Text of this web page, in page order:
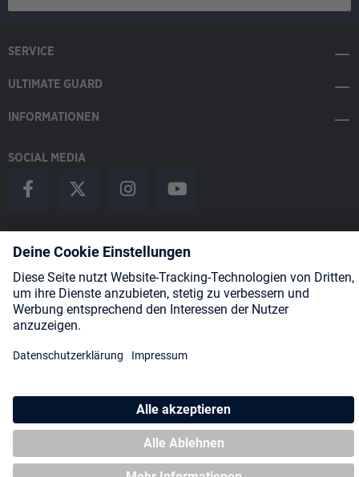
SERVICE
ULTIMATE GUARD
INFORMATIONEN
SOCIAL MEDIA
Shipping
* Alle Preise inkl. gesetzl. Mehrwertsteuer zzgl.
ggf. Nachnahmegebühren, wenn nicht anders angegeben.